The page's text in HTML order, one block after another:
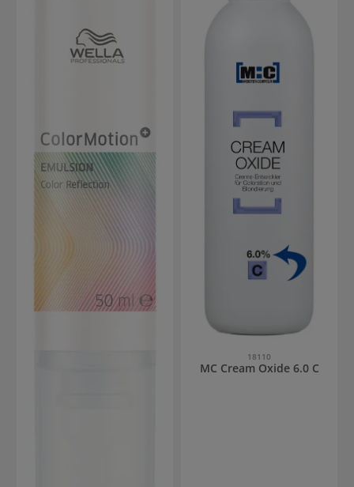
18110
MC Cream Oxide 6.0 C